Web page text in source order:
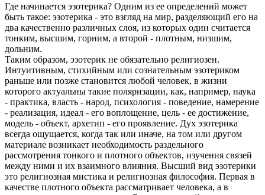
Где начинается эзотерика? Одним из ее определений может
быть такое: эзотерика - это взгляд на мир, разделяющий его на
два качественно различных слоя, из которых один считается
тонким, высшим, горним, а второй - плотным, низшим,
дольним.
Таким образом, эзотерик не обязательно религиозен.
Интуитивным, стихийным или сознательным эзотериком
раньше или позже становится любой человек, в жизни
которого актуальны такие поляризации, как, например, наука
- практика, власть - народ, психология - поведение, намерение
- реализация, идеал - его воплощение, цель - ее достижение,
модель - объект, архетип - его проявление. Дух эзотерика
всегда ощущается, когда так или иначе, на том или другом
материале возникает необходимость раздельного
рассмотрения тонкого и плотного объектов, изучения связей
между ними и их взаимного влияния. Высший вид эзотерики
это религиозная мистика и религиозная философия. Первая в
качестве плотного объекта рассматривает человека, а в